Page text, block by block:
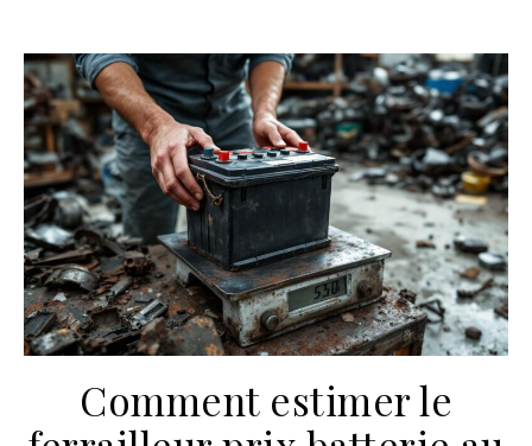
Comment estimer le